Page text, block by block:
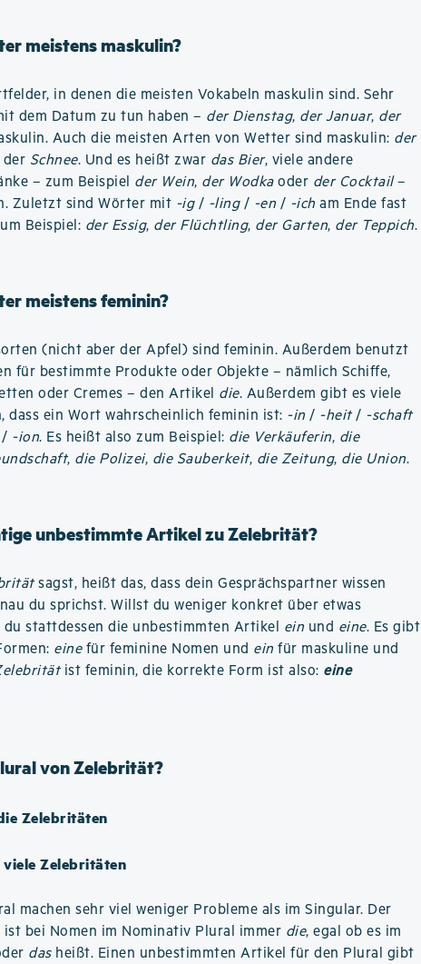
meistens maskulin?
in denen die meisten Vokabeln maskulin sind. Sehr
dem Datum zu tun haben – der Dienstag, der Januar, der
Auch die meisten Arten von Wetter sind maskulin: der
der Schnee. Und es heißt zwar das Bier, viele andere
– zum Beispiel der Wein, der Wodkaoder der Cocktail–
Zuletzt sind Wörter mit -ig/ -ling/ -en / -ich am Ende fast
Beispiel: der Essig, der Flüchtling, der Garten, der Teppich.
meistens feminin?
(nicht aber der Apfel) sind feminin. Außerdem benutzt
für bestimmte Produkte oder Objekte – nämlich Schiffe,
oder Cremes – den Artikel die. Außerdem gibt es viele
dass ein Wort wahrscheinlich feminin ist: -in / -heit/ -schaft
-ion. Es heißt also zum Beispiel: die Verkäuferin, die
, die Polizei, die Sauberkeit, die Zeitung, die Union.
unbestimmte Artikel zu Zelebrität?
sagst, heißt das, dass dein Gesprächspartner wissen
du sprichst. Willst du weniger konkret über etwas
du stattdessen die unbestimmten Artikel ein und eine. Es gibt
einefür feminine Nomen und ein für maskuline und
ist feminin, die korrekte Form ist also: eine
von Zelebrität?
Zelebritäten
viele Zelebritäten
machen sehr viel weniger Probleme als im Singular. Der
bei Nomen im Nominativ Plural immer die, egal ob es im
dasheißt. Einen unbestimmten Artikel für den Plural gibt